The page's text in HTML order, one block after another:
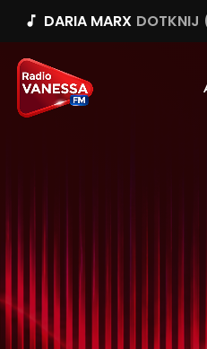
music_note DARIA MARX DOTKNIJ